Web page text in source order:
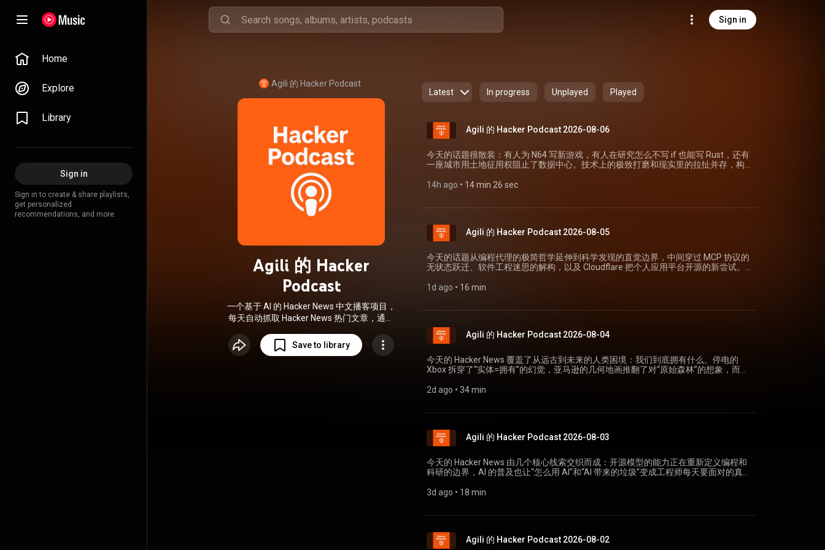
Sign in
Home
Explore
Library
Sign in
Sign in to create & share playlists,
get personalized
recommendations, and more.
Agili 的 Hacker Podcast
Agili 的 Hacker
Podcast
一个基于 AI 的 Hacker News 中文播客项目，
每天自动抓取 Hacker News 热门文章，通过
Save to library
Latest In progress Unplayed Played
Agili 的 Hacker Podcast 2026-08-06
今天的话题很散装：有人为 N64 写新游戏，有人在研究怎么不写 if 也能写 Rust，还有
一座城市用土地征用权阻止了数据中心。技术上的极致打磨和现实里的拉扯并存，构
(https://news.ycombinator.com/item?id=49192566) 从被术语吓退到能自己推导
同衍化的特征），见到没见过的植物也能判断它大概属于哪一科。他推荐 Michael
Simpson 的《Plant Systematics》和 Raven 的《Biology of Plants》作为核心教材，
也提到了 libgen.is 这类资源网站帮买不起书的人获取 PDF。 Hacker News 上的读者几
乎全是这个频道的观众。有人喜欢他拍芝加哥河和奥克兰废弃工业区里从混凝土缝中
长出来的植物生态，这比图鉴里的标本鲜活得多。一位老植物学家在访谈里指出，被
毁掉的古老森林和草原需要几千年才能回来，昆虫和传粉者不会自己重现，这比单补
种几棵树要复杂几个量级。 从书本到野外的工具链 一些实践建议来自评论。Flora
Incognita 由德国大学开发，免费、无广告、不收集个人数据，但只覆盖约 4800 种植
万种，实用性更强。有人提到，到了某个年纪突然对认植物和认鸟产生兴趣，可能是
虫栖息地，正在慢慢把草坪替换成本地植物，而 Santore 的视频是这种行动的引路
人。 用帕累托前沿给马里奥赛车配装 (https://news.ycombinator.com/item?
万。有经验的玩家知道，很多选项可以被直接筛掉——酷栗宝在速度和加速上全面落
后，纯属拖后腿。把所有不被支配的选项筛掉，剩下的就是帕累托前沿：一组在任意
家的主流配装恰好落在速度、加速和迷你涡轮的三维前沿上。 评论中提到一个细节：
取舍吗 帕累托前沿的价值远超出游戏配装。开发者讨论“加安全性就要牺牲体验”时，
这只在你确实已经站在前沿上才成立。大多数时候，你可以在不牺牲任何一方的条件
下改进另一方。有玩家分享了在《魔兽世界》里用分治策略剪枝几百件装备的做法，
几秒就能算出帕累托最优方案。有人在评论里提出，把“工作轻松”当作优化维度时要定
义清楚：如果指的是没有无谓摩擦、没有办公室政治、可以专注做正事，那确实值得
优化；如果指的是不必面对任何深度挑战，那就偏离了大多数人的偏好函数。对维度
的定义本身就包含选择。 2026 年怎样给 Nintendo 64 做一款新游戏
(https://news.ycombinator.com/item?id=49168622) 跨过硬件门槛 Dominic
Xibalba 64，一款 Wolfenstein 3D 风格的 FPS。它成为 2002 年 N64 结束商业生命周
协处理器，任天堂早年严格控制后者的访问。如今 Libdragon 开源库解决了这个问
题，它相当于 N64 的 SDL。作者用它写了 high_impact 的平台后端，几个晚上就搞
14h ago • 14 min 26 sec
Agili 的 Hacker Podcast 2026-08-05
今天的话题从编程代理的极简哲学延伸到科学发现的直觉边界，中间穿过 MCP 协议的
无状态跃迁、软件工程迷思的解构，以及 Cloudflare 把个人应用平台开源的新尝试。
(https://news.ycombinator.com/item?id=49176038) 默认只有 4 个工具和不到 1,000
分工作用基础工具就能完成，想要更多，自己构建。 Databricks 基准测试揭示的“上下
文纪律” Databricks 用自家工程师的日常任务做了一套基准测试，结论是“模型被放在
哪个 harness 里调用，对成本和质量的影响很大”，而且“在很多任务上，像 Pi 这样简
单的 harness 表现最好”。同一模型搭配不同 harness，单任务成本能差两倍以上，质
量却相同。Pi 每轮发送的上下文大约只有其他 harness 的三分之一，Pi 团队把这称
为“上下文纪律”。更强的模型配上高效的 harness，可能比便宜模型搭配低效 harness
更省钱。 Shopify 的 Autoresearch 扩展 Shopify 工程师 David Cortés 直接用 Pi 创建
了一个 Autoresearch 扩展。它是一个自主优化循环：你提出变更请求，它跑实验找出
试快 300 倍，React 组件挂载快 20%，多个项目的构建时间缩短，pnpm 性能也有改
能与工具的边界 Hacker News 上的反馈很分裂。有人把 Pi 比作编辑器里的 Neovim——
需要自己配置，换来可塑性。也有人批评它不遵循 XDG 目录规范、Emacs 按键不工
到它跑出启动目录改了隔壁 git 仓库的文件。还有评论认为，即使自称极简，bash 工
具也没法禁用，不算真正的极简。比较务实的使用心得是：先用 vanilla Pi，等遇到真
(https://news.ycombinator.com/item?id=49131438) MCP 2.0 的一次请求设计 2026
Web 应用，这意味着不用再维护服务器端会话状态。 Simon Willison 三件套 新规范发
布当周，Simon Willison 就动手做了三个工具。mcp-explorer 是一个无状态的 Python
1d ago • 16 min
Agili 的 Hacker Podcast 2026-08-04
今天的 Hacker News 覆盖了从远古到未来的人类困境：我们到底拥有什么。停电的
Xbox 拆穿了“实体=拥有”的幻觉，亚马逊的几何地画推翻了对“原始森林”的想象，而两
一天恰好是布拉德伯里设定的智能房屋独自运转的日子，一个关于自动化与缺席的寓
字版游戏，连光碟版游戏也启动不了。The Verge 记者 Jay Peters 报道说，买了实体
光盘的玩家同样被困在门外。 博客作者 Matt Birchler 写道，今天的光盘游戏和 20 年
前的 Game Boy 卡带是两回事。他有一台 Analogue Pocket（复古掌机），插上旧卡
带就能立刻玩，不需要任天堂授权，没有网络故障能阻止他运行。但现在的主机光盘
仍然只是许可证——光碟放进光驱后不会直接运行，而是安装到内置硬盘，通常还要下
载一堆必需的更新。微软、索尼、任天堂都能有意或无意地阻止你玩那个游戏，哪怕
你手里拿着实体盘。这正是他这些年转向 PC 的原因之一。 拥有权的退场 Hacker
News 评论区里，一位用户想给女朋友演示《光环 1》战役，在 Steam 下载了 30GB 的
国家，收到验证码，最后还要做按住按钮的人机验证，按了 5 分钟一直陷入“请重试”的
是反复出现的话题。微软收购 Mojang 后强制玩家把老账号迁移到微软账户，迁移成功
后立刻被要求绑定手机号，否则无法登录。有人说微软偷走了他的《我的世界》：他
2d ago • 34 min
Agili 的 Hacker Podcast 2026-08-03
今天的 Hacker News 由几个核心线索交织而成：开源模型的能力正在重新定义编程和
科研的边界，AI 的普及也让“怎么用 AI”和“AI 带来的垃圾”变成工程师每天要面对的真实
片设计接近人类专家 (https://news.ycombinator.com/item?id=49150470) 三项“零人
在 GitHub Issues 里认领需求，经历 ready→leased→active 的状态流转后实现功能，
通过 CI 测试后自动合并 PR。16 天里积累了 265 个 commit、127 个 PR。 第二个实验
3d ago • 18 min
Agili 的 Hacker Podcast 2026-08-02